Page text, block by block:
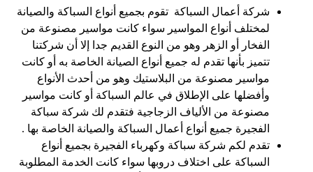
شركة أعمال السباكة تقوم بجميع أنواع السباكة والصيانة
لمختلف أنواع المواسير سواء كانت مواسير مصنوعة من
الفخار أو الزهر وهو من النوع القديم جدا إلا أن شركتنا
تتميز بأنها تقدم له جميع أنواع الصيانة الخاصة به أو كانت
مواسير مصنوعة من البلاستيك وهو من أحدث الأنواع
وأفضلها على الإطلاق في عالم السباكة أو كانت مواسير
مصنوعة من الألياف الزجاجية فتقدم لك شركة سباكة
الفجيرة جميع أنواع أعمال السباكة والصيانة الخاصة بها .
تقدم لكم شركة سباكة وكهرباء الفجيرة بجميع أنواع
السباكة على اختلاف دروبها سواء كانت الخدمة المطلوبة